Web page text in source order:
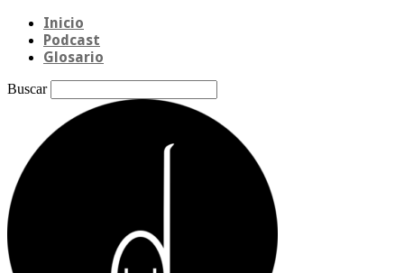
Inicio
Podcast
Glosario
Buscar